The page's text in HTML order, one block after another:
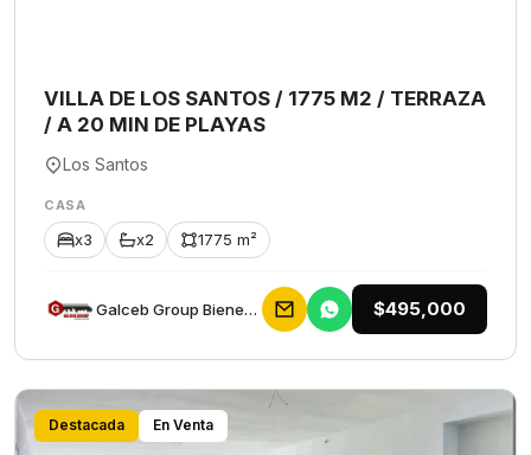
VILLA DE LOS SANTOS / 1775 M2 / TERRAZA
/ A 20 MIN DE PLAYAS
Los Santos
CASA
x3 x2 1775 m²
Galceb Group Bienes Raices $495,000
Destacada En Venta